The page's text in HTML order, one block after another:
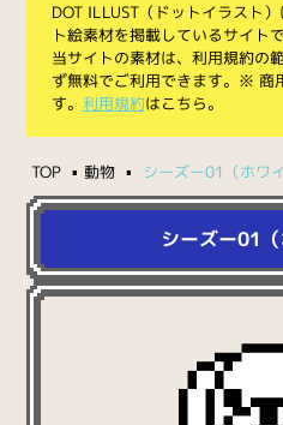
DOT ILLUST（ドットイラスト
ト絵素材を掲載しているサイトで
当サイトの素材は、利用規約の
ず無料でご利用できます。※ 商
す。 利用規約はこちら。
TOP 動物 シーズー01（ホワ
シーズー01（